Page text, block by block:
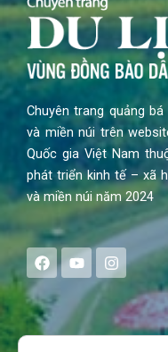
Chuyên trang quảng
và miền núi trên
Quốc gia Việt Nam
phát triển kinh tế – xã
và miền núi năm 2024
F
a
e
b
o
Y
o
t
u
b
I
n
s
a
g
Search